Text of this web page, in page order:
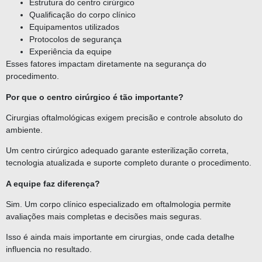
Estrutura do centro cirúrgico
Qualificação do corpo clínico
Equipamentos utilizados
Protocolos de segurança
Experiência da equipe
Esses fatores impactam diretamente na segurança do
procedimento.
Por que o centro cirúrgico é tão importante?
Cirurgias oftalmológicas exigem precisão e controle absoluto do
ambiente.
Um centro cirúrgico adequado garante esterilização correta,
tecnologia atualizada e suporte completo durante o procedimento.
A equipe faz diferença?
Sim. Um corpo clínico especializado em oftalmologia permite
avaliações mais completas e decisões mais seguras.
Isso é ainda mais importante em cirurgias, onde cada detalhe
influencia no resultado.